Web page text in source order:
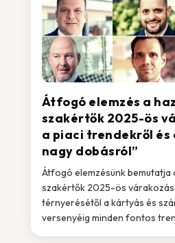
Átfogó elemzés a
szakértők 2025-ös
a piaci trendekről és
nagy dobásról”
Átfogó elemzésünk bemutatja
szakértők 2025-ös
térnyerésétől a kártyás és
versenyéig minden fontos